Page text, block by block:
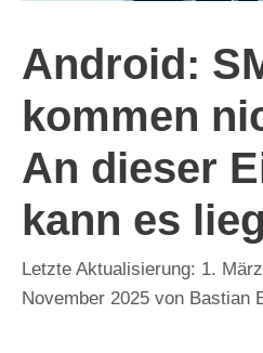
Android:
kommen
An dieser
kann es
1.
November 2025 von Bastian